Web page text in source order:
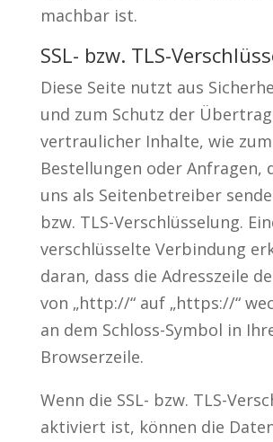
machbar ist.
SSL- bzw. TLS-
Diese Seite nutzt aus
und zum Schutz der
vertraulicher Inhalte, wie
Bestellungen oder Anfragen,
uns als Seitenbetreiber
bzw. TLS-Verschlüsselung.
verschlüsselte Verbindung
daran, dass die Adresszeile
von „http://“ auf „https://“
an dem Schloss-Symbol in
Browserzeile.
Wenn die SSL- bzw. TLS-
aktiviert ist, können die